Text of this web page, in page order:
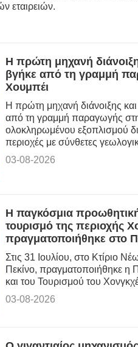
εταιρειών.
Η πρώτη μηχανή
βγήκε από τη γραμμή
Χουμπέι
Η πρώτη μηχανή διάνοιξης
από τη γραμμή παραγωγής
ολοκληρωμένου εξοπλισμού
περιοχές με σύνθετες
03-08-2026
Η παγκόσμια
τουρισμό της περιοχής
πραγματοποιήθηκε στο
Στις 31 Ιουλίου, στο Κτίριο
Πεκίνο, πραγματοποιήθηκε η
και του Τουρισμού του
03-08-2026